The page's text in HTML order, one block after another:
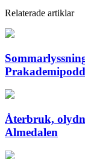
Relaterade artiklar
Återbruk,
Almedalen